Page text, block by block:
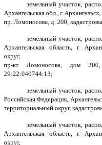
земельный участок,
Архангельская обл., г.
пр. Ломоносова, д. 200,
земельный участок,
Архангельская область, г.
округ,
пр-кт Ломоносова, дом
29:22:040744:13;
земельный участок,
Российская Федерация,
территориальный округ,
земельный участок,
Архангельская область, г.
округ,